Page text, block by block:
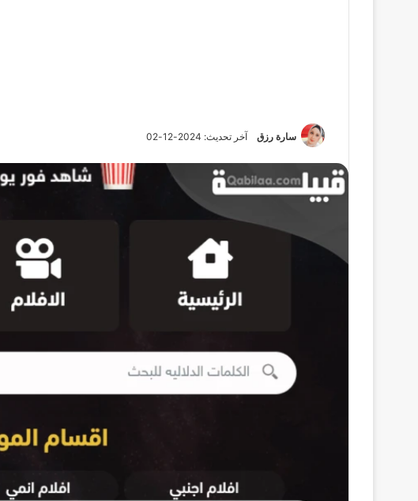
سارة رزق آخر تحديث: 2024-12-02